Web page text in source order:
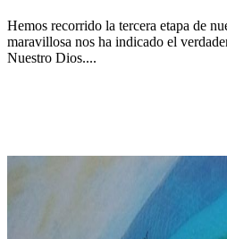
Hemos recorrido la tercera etapa de
maravillosa nos ha indicado el
Nuestro Dios....